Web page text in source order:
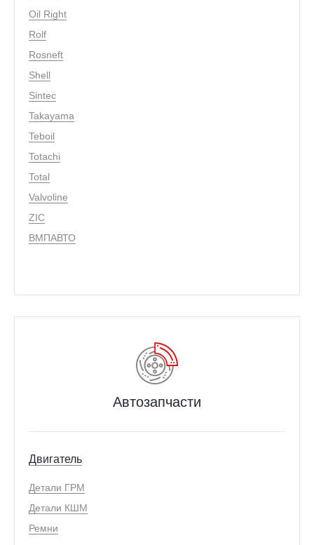
Oil Right
Rolf
Rosneft
Shell
Sintec
Takayama
Teboil
Totachi
Total
Valvoline
ZIC
ВМПАВТО
Автозапчасти
Двигатель
Детали ГРМ
Детали КШМ
Ремни